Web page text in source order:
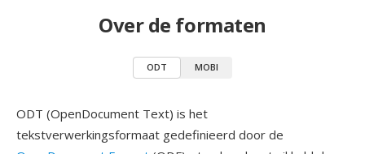
Over de formaten
ODT MOBI
ODT (OpenDocument Text) is het
tekstverwerkingsformaat gedefinieerd door de